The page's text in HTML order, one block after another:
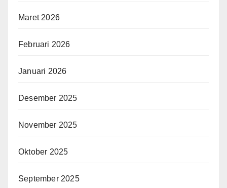
Maret 2026
Februari 2026
Januari 2026
Desember 2025
November 2025
Oktober 2025
September 2025